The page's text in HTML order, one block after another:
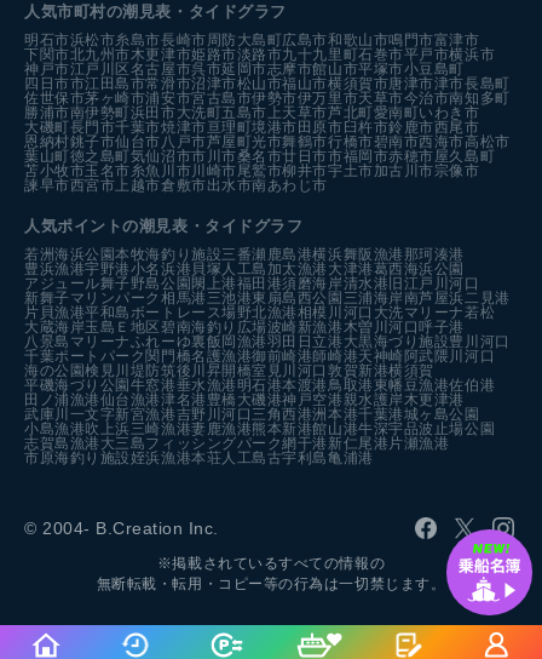
人気市町村の潮見表・タイドグラフ
明石市浜松市糸島市長崎市 周防大島町広島市和歌山市鳴門市富津市
下関市北九州市木更津市姫路市淡路市九十九里町石巻市平戸市横浜市
神戸市江戸川区名古屋市呉市延岡市志摩市館山市平塚市小豆島町
四日市市江田島市常滑市沼津市松山市福山市横須賀市唐津市津市長島町
佐世保市茅ヶ崎市浦安市宮古島市伊勢市伊万里市天草市今治市南知多町
勝浦市南伊勢町浜田市大洗町五島市 上天草市芦北町愛南町いわき市
大磯町長門市千葉市焼津市亘理町境港市田原市臼杵市鈴鹿市西尾市
恩納村銚子市仙台市 八戸市芦屋町光市舞鶴市行橋市碧南市西海市高松市
葉山町徳之島町気仙沼市市川市桑名市廿日市市福岡市赤穂市屋久島町
苫小牧市玉名市糸魚川市 川崎市尾鷲市柳井市宇土市加古川市宗像市
諫早市西宮市 上越市倉敷市出水市南あわじ市
人気ポイントの潮見表・タイドグラフ
若洲海浜公園本牧海釣り施設三番瀬 鹿島港横浜舞阪漁港 那珂湊港
豊浜漁港宇野港小名浜港 貝塚人工島 加太漁港 大津港葛西海浜公園
アジュール舞子野島公園閖上港福田港須磨海岸清水港 旧江戸川河口
新舞子マリンパーク 相馬港 三池港東扇島西公園 三浦海岸南芦屋浜 二見港
片貝漁港平和島ボートレース場野北漁港相模川河口 大洗マリーナ 若松
大蔵海岸玉島Ｅ地区碧南海釣り広場波崎新漁港 木曽川河口呼子港
八景島マリーナふれーゆ裏飯岡漁港羽田 日立港 大黒海づり施設豊川河口
千葉ポートパーク関門橋名護漁港御前崎港師崎港天神崎阿武隈川河口
海の公園検見川堤防筑後川昇開橋室見川河口敦賀新港横須賀
平磯海づり公園牛窓港垂水漁港 明石港本渡港 鳥取港 東幡豆漁港佐伯港
田ノ浦漁港仙台漁港津名港 豊橋 大磯港神戸空港親水護岸 木更津港
武庫川一文字新宮漁港吉野川河口 三角西港洲本港千葉港城ヶ島公園
小島漁港吹上浜三崎漁港妻鹿漁港熊本新港館山港牛深宇品波止場公園
志賀島漁港 大三島フィッシングパーク網干港 新仁尾港 片瀬漁港
市原海釣り施設姪浜漁港本荘人工島古宇利島亀浦港
© 2004- B.Creation Inc.
※掲載されているすべての情報の
無断転載・転用・コピー等の行為は一切禁じます。